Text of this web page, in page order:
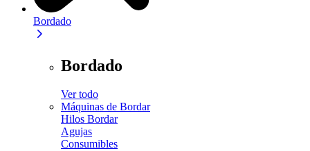
Bordado
Bordado
Ver todo
Máquinas de Bordar
Hilos Bordar
Agujas
Consumibles